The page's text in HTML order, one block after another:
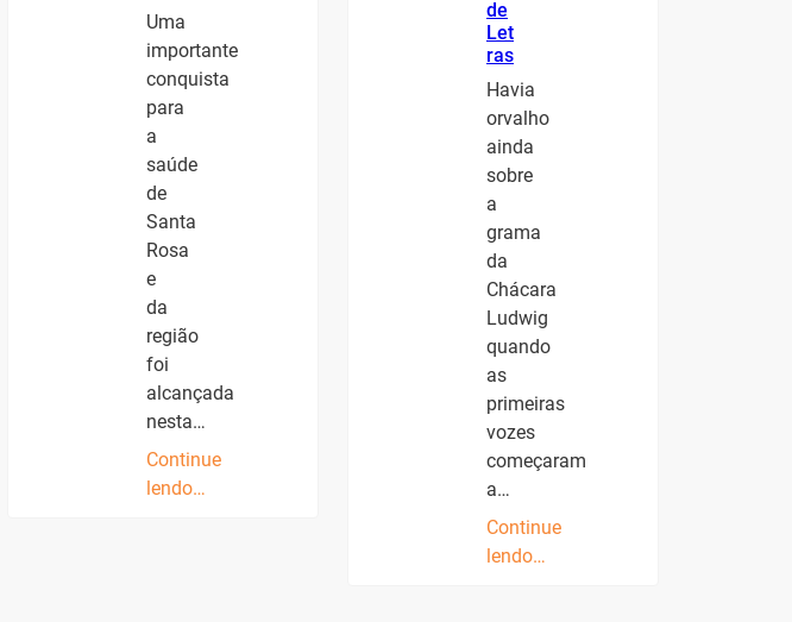
Uma
importante
conquista
para
a
saúde
de
Santa
Rosa
e
da
região
foi
alcançada
nesta…
Continue
lendo…
de
Let
ras
Havia
orvalho
ainda
sobre
a
grama
da
Chácara
Ludwig
quando
as
primeiras
vozes
começaram
a…
Continue
lendo…